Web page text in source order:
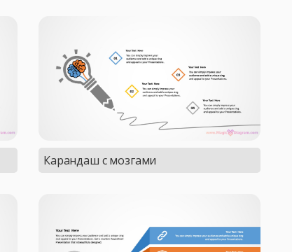
Карандаш с мозгами